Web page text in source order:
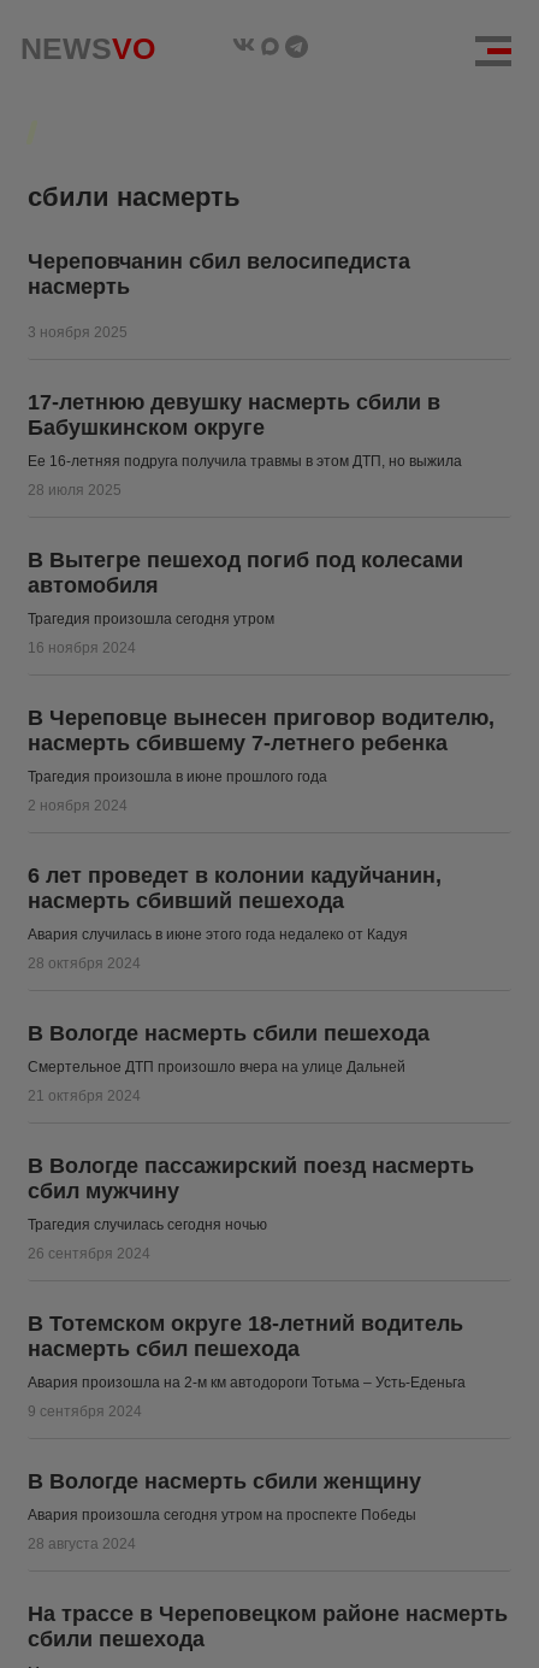
NEWSVO
NEWSVO
сбили насмерть
Череповчанин сбил велосипедиста
насмерть
3 ноября 2025
17-летнюю девушку насмерть сбили в
Бабушкинском округе
Ее 16-летняя подруга получила травмы в этом ДТП, но выжила
28 июля 2025
В Вытегре пешеход погиб под колесами
автомобиля
Трагедия произошла сегодня утром
16 ноября 2024
В Череповце вынесен приговор водителю,
насмерть сбившему 7-летнего ребенка
Трагедия произошла в июне прошлого года
2 ноября 2024
6 лет проведет в колонии кадуйчанин,
насмерть сбивший пешехода
Авария случилась в июне этого года недалеко от Кадуя
28 октября 2024
В Вологде насмерть сбили пешехода
Смертельное ДТП произошло вчера на улице Дальней
21 октября 2024
В Вологде пассажирский поезд насмерть
сбил мужчину
Трагедия случилась сегодня ночью
26 сентября 2024
В Тотемском округе 18-летний водитель
насмерть сбил пешехода
Авария произошла на 2-м км автодороги Тотьма – Усть-Еденьга
9 сентября 2024
В Вологде насмерть сбили женщину
Авария произошла сегодня утром на проспекте Победы
28 августа 2024
На трассе в Череповецком районе насмерть
сбили пешехода